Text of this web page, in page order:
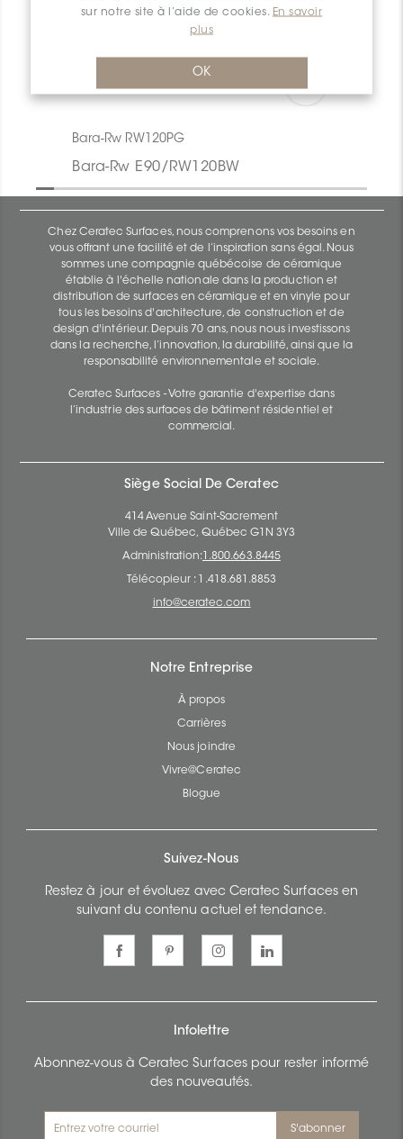
sur notre site à l’aide de cookies. En savoir
plus
OK
Bara-Rw RW120PG
Bara-Rw E90/RW120BW
Chez Ceratec Surfaces, nous comprenons vos besoins en
vous offrant une facilité et de l’inspiration sans égal. Nous
sommes une compagnie québécoise de céramique
établie à l'échelle nationale dans la production et
distribution de surfaces en céramique et en vinyle pour
tous les besoins d'architecture, de construction et de
design d'intérieur. Depuis 70 ans, nous nous investissons
dans la recherche, l’innovation, la durabilité, ainsi que la
responsabilité environnementale et sociale.
Ceratec Surfaces - Votre garantie d'expertise dans
l’industrie des surfaces de bâtiment résidentiel et
commercial.
Siège Social De Ceratec
414 Avenue Saint-Sacrement
Ville de Québec, Québec G1N 3Y3
Administration: 1.800.663.8445
Télécopieur : 1.418.681.8853
info@ceratec.com
Notre Entreprise
À propos
Carrières
Nous joindre
Vivre@Ceratec
Blogue
Suivez-Nous
Restez à jour et évoluez avec Ceratec Surfaces en
suivant du contenu actuel et tendance.
Infolettre
Abonnez-vous à Ceratec Surfaces pour rester informé
des nouveautés.
S'abonner